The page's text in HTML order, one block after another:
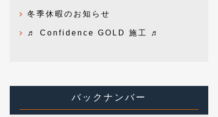
冬季休暇のお知らせ
♬ Confidence GOLD 施工 ♬
バックナンバー